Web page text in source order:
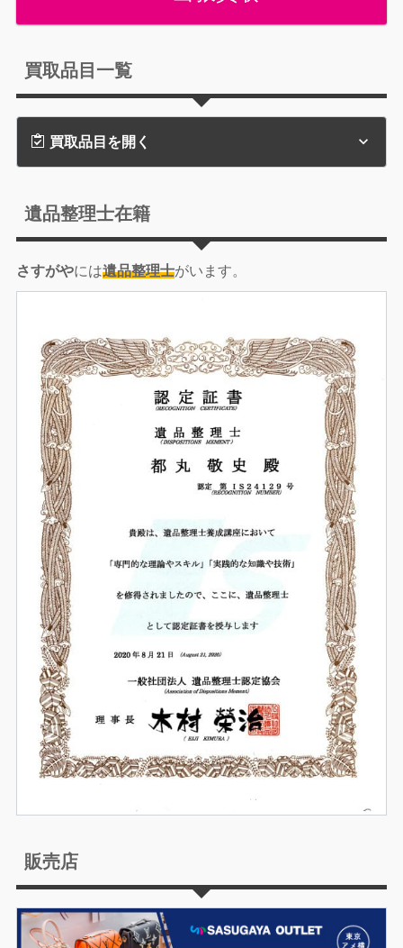
買取品目一覧
買取品目を開く
遺品整理士在籍
さすがやには遺品整理士がいます。
販売店